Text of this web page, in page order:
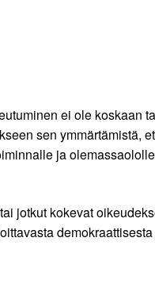
ei ole koskaan
sen ymmärtämistä,
ja
jotkut kokevat